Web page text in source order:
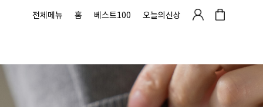
전체메뉴 홈 베스트100 오늘의신상